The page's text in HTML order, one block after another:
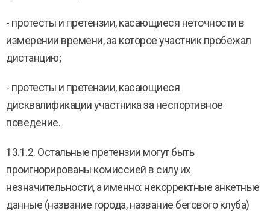
- протесты и претензии, касающиеся неточности в
измерении времени, за которое участник пробежал
дистанцию;
- протесты и претензии, касающиеся
дисквалификации участника за неспортивное
поведение.
13.1.2. Остальные претензии могут быть
проигнорированы комиссией в силу их
незначительности, а именно: некорректные анкетные
данные (название города, название бегового клуба)